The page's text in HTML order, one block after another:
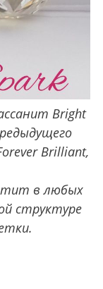
Bright
Brilliant,
в любых
структуре